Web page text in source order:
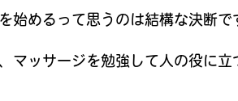
始めるって思うのは結構な決断で
マッサージを勉強して人の役に